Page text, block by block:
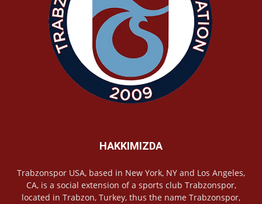
HAKKIMIZDA
Trabzonspor USA, based in New York, NY and Los Angeles,
CA, is a social extension of a sports club Trabzonspor,
located in Trabzon, Turkey, thus the name Trabzonspor,